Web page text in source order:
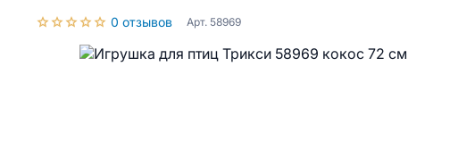
0 отзывов Арт. 58969